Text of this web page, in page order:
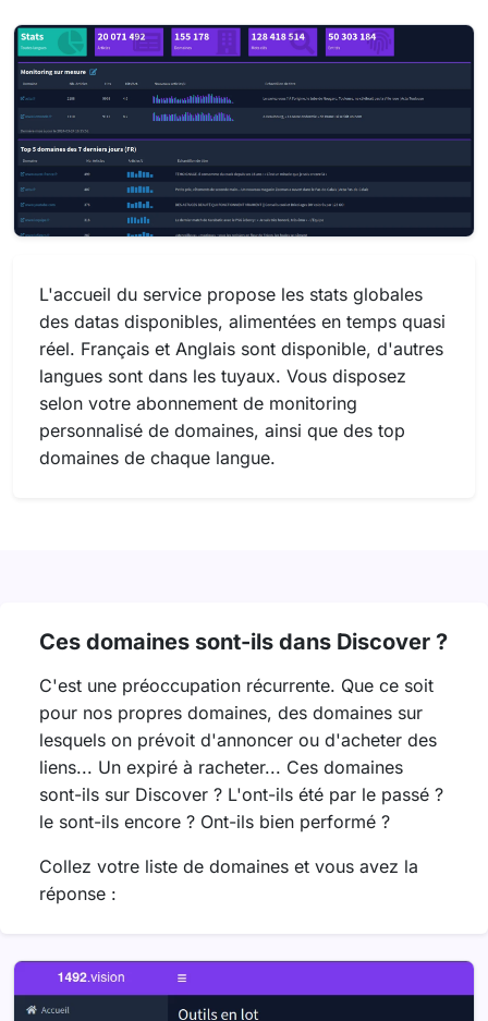
L'accueil du service propose les stats globales
des datas disponibles, alimentées en temps quasi
réel. Français et Anglais sont disponible, d'autres
langues sont dans les tuyaux. Vous disposez
selon votre abonnement de monitoring
personnalisé de domaines, ainsi que des top
domaines de chaque langue.
Ces domaines sont-ils dans Discover ?
C'est une préoccupation récurrente. Que ce soit
pour nos propres domaines, des domaines sur
lesquels on prévoit d'annoncer ou d'acheter des
liens... Un expiré à racheter... Ces domaines
sont-ils sur Discover ? L'ont-ils été par le passé ?
le sont-ils encore ? Ont-ils bien performé ?
Collez votre liste de domaines et vous avez la
réponse :